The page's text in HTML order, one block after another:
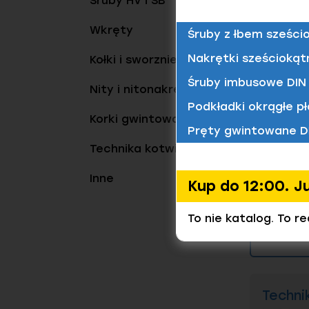
Wkręty
Kołki i sworznie
Nity i nitonakrętki
Korki gwintowane
Technika kotwienia
Inne
W
Kolejnym
oraz
innych
Dzięki
DIN/ISO
W Elgo
Śruby z łbem
Nakrętki
Śruby imbusowe DIN
Podkładki okrągłe
Pręty gwintowane
Kup do 12:00.
To nie katalog. To